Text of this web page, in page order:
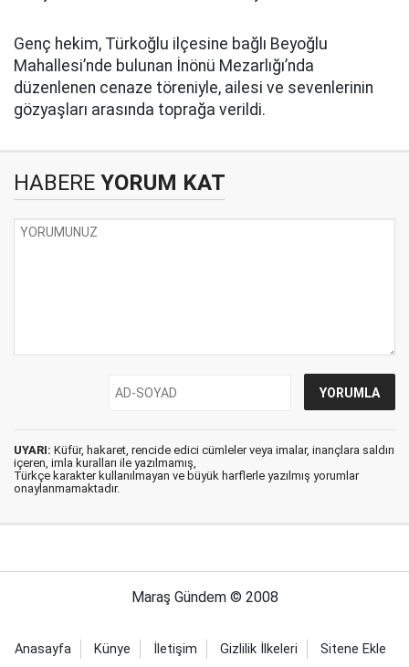
Genç hekim, Türkoğlu ilçesine bağlı Beyoğlu
Mahallesi’nde bulunan İnönü Mezarlığı’nda
düzenlenen cenaze töreniyle, ailesi ve sevenlerinin
gözyaşları arasında toprağa verildi.
HABERE YORUM KAT
UYARI: Küfür, hakaret, rencide edici cümleler veya imalar, inançlara saldırı
içeren, imla kuralları ile yazılmamış,
Türkçe karakter kullanılmayan ve büyük harflerle yazılmış yorumlar
onaylanmamaktadır.
Maraş Gündem © 2008
Anasayfa Künye İletişim Gizlilik İlkeleri Sitene Ekle